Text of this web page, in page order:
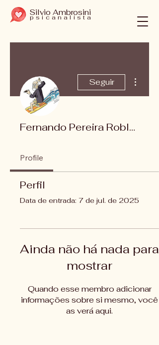
Silvio Ambrosini
psicanalista
Seguir
Fernando Pereira Robles
Profile
Perfil
Data de entrada: 7 de jul. de 2025
Ainda não há nada para
mostrar
Quando esse membro adicionar
informações sobre si mesmo, você
as verá aqui.